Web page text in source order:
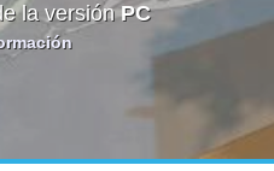
la versiónPC